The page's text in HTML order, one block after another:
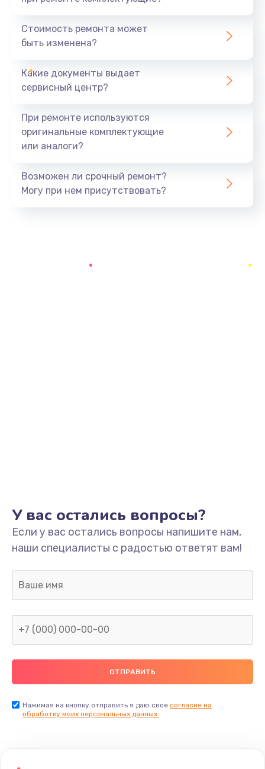
990 руб.
Замена оперативной памяти
Замена USB порта
Заказать
Замена видеочипа
2990 руб.
Заказать
Настройка BIOS
1025 руб.
Заказать
Стоимость ремонта может
быть изменена?
Какие документы выдает
сервисный центр?
При ремонте используются
оригинальные комплектующие
или аналоги?
Возможен ли срочный ремонт?
Могу при нем присутствовать?
У вас остались вопросы?
Если у вас остались вопросы напишите нам,
наши специалисты с радостью ответят вам!
Нажимая на кнопку отправить я даю свое согласие на
обработку моих персональных данных.